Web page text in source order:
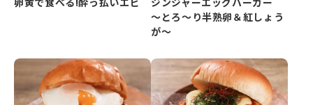
～とろ～り半熟卵＆紅しょう
が～